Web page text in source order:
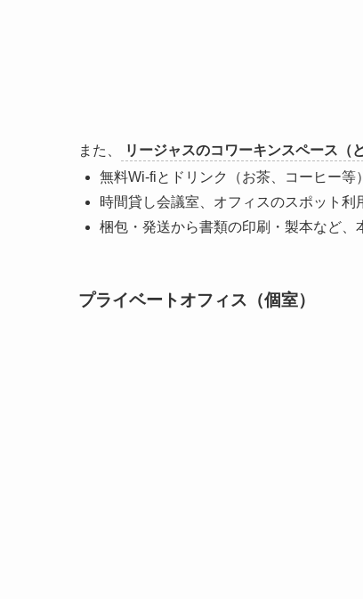
また、
リージャスのコワーキンスペース（
無料Wi-fiとドリンク（お茶、コーヒー等）
時間貸し会議室、オフィスのスポット利
梱包・発送から書類の印刷・製本など、
プライベートオフィス（個室）